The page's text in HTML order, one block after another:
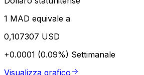
1 MAD equivale a
0,107307 USD
+0.0001 (0.09%) Settimanale
Visualizza grafico